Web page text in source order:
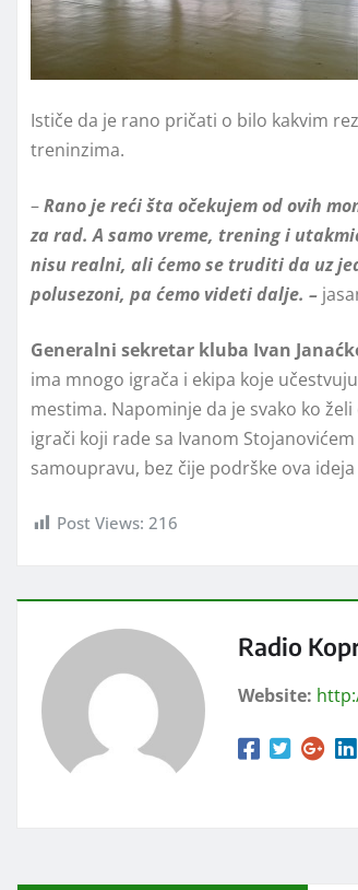
Ističe da je rano pričati o bilo kakvim
treninzima.
–Rano je reći šta očekujem od ovih
za rad. A samo vreme, trening i
nisu realni, ali ćemo se truditi da uz
polusezoni, pa ćemo videti dalje. –
Generalni sekretar kluba Ivan
ima mnogo igrača i ekipa koje
mestima. Napominje da je svako ko
igrači koji rade sa Ivanom
samoupravu, bez čije podrške ova ideja
Post Views: 216
Radio
Website: